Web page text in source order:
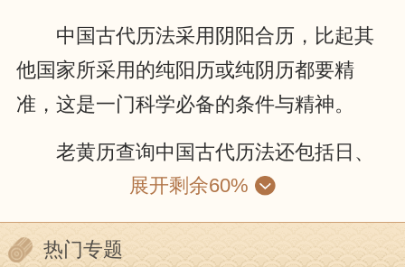
中国古代历法采用阴阳合历，比起其
他国家所采用的纯阳历或纯阴历都要精
准，这是一门科学必备的条件与精神。
老黄历查询中国古代历法还包括日、
月、五星的运动，位置的计算；昏、旦中
星和时刻的测定；日、月食的预报等等。
就某种程度来说，中国古代的历法就是一
展开剩余60%
热门专题